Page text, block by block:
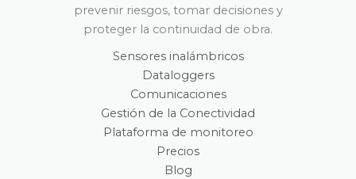
prevenir riesgos, tomar decisiones y
proteger la continuidad de obra.
Sensores inalámbricos
Dataloggers
Comunicaciones
Gestión de la Conectividad
Plataforma de monitoreo
Precios
Blog